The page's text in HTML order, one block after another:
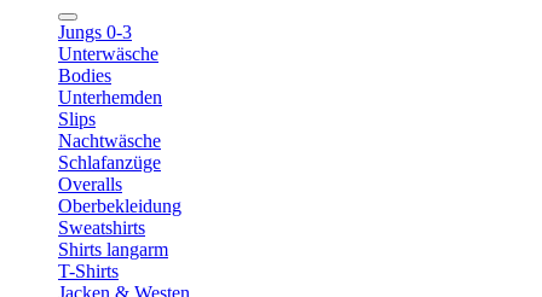
Jungs 0-3
Unterwäsche
Bodies
Unterhemden
Slips
Nachtwäsche
Schlafanzüge
Overalls
Oberbekleidung
Sweatshirts
Shirts langarm
T-Shirts
Jacken & Westen